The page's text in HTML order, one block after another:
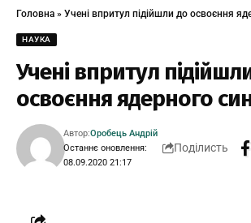
Головна » Учені впритул підійшли до освоєння
НАУКА
Учені впритул
освоєння ядерного
Останнє оновлення:
08.09.2020 21:17
Автор:Оробець Андрій
Поділисть